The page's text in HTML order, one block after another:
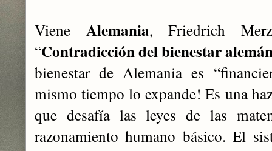
Viene Alemania, Friedrich
“Contradicción del bienestar
bienestar de Alemania es
mismo tiempo lo expande! Es una
que desafía las leyes de las
razonamiento humano básico. El